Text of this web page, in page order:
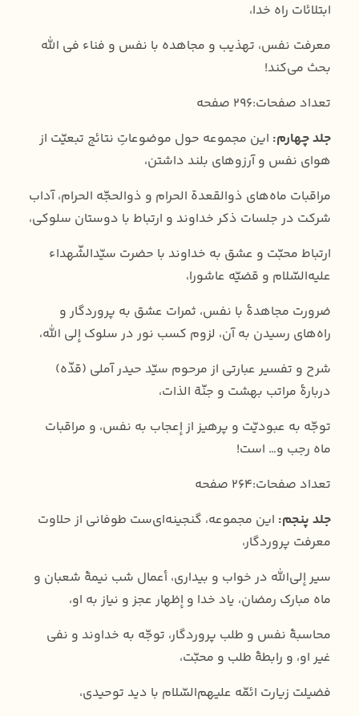
ابتلائات راه خدا،
معرفت نفس، تهذیب و مجاهده با نفس و فناء فی الله
بحث می‌کند!
تعداد صفحات:296 صفحه
جلد چهارم: این مجموعه حول موضوعاتِ نتائج تبعیّت از
هوای نفس و آرزوهای بلند داشتن،
مراقبات ماه‌های ذوالقعدة الحرام و ذوالحجّه الحرام، آداب
شرکت در جلسات ذکر خداوند و ارتباط با دوستان سلوکی،
ارتباط محبّت و عشق به خداوند با حضرت سیّدالشّهداء
علیه‌السّلام و قضیّه عاشورا،
ضرورت مجاهدۀ با نفس، ثمرات عشق به پروردگار و
راه‌های رسیدن به آن، لزوم کسب نور در سلوک إلی الله،
شرح و تفسیر عبارتی از مرحوم سیّد حیدر آملی (قدّه)
دربارۀ مراتب بهشت و جنّة الذات،
توجّه به عبودیّت و پرهیز از إعجاب به نفس، و مراقبات
ماه رجب و… است!
تعداد صفحات:264 صفحه
جلد پنجم: این مجموعه، گنجینه‌ای‌ست طوفانی از حلاوت
معرفت پروردگار،
سیر إلی‌الله در خواب و بیداری، أعمال شب نیمۀ شعبان و
ماه مبارک رمضان، یاد خدا و إظهار عجز و نیاز به او،
محاسبۀ نفس و طلب پروردگار، توجّه به خداوند و نفی
غیر او، و رابطۀ طلب و محبّت،
فضیلت زیارت ائمّه علیهم‌السّلام با دید توحیدی،